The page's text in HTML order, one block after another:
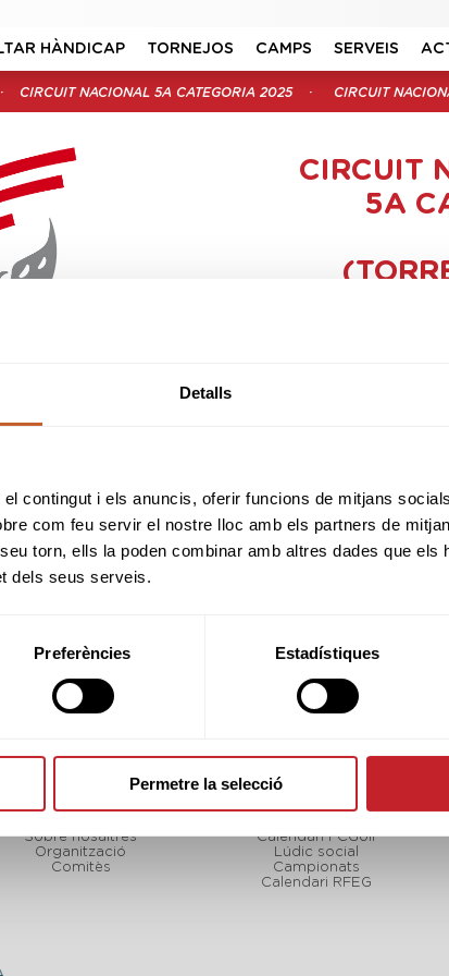
Detalls
contingut i els anuncis, oferir funcions de mitjans
com feu servir el nostre lloc amb els partners de
torn, ells la poden combinar amb altres dades que els
dels seus serveis.
Preferències Estadístiques
Permetre la selecció
HÀNDICAP TORNEJOS CAMPS SERVEIS
CIRCUIT NACIONAL 5A CATEGORIA 2025 CIRCUIT
CATEGORIA
CIRCUIT
5A
SNR M-A B&G
Sobre nosaltres
Organització
Comitès
Calendari FCGolf
Lúdic social
Campionats
Calendari RFEG